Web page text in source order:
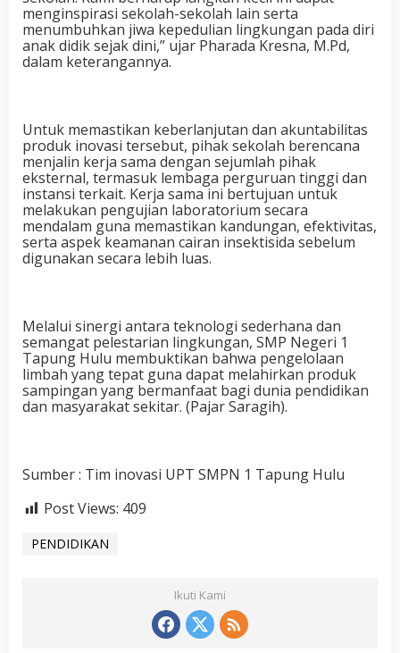
menginspirasi sekolah-sekolah lain serta
menumbuhkan jiwa kepedulian lingkungan pada diri
anak didik sejak dini,” ujar Pharada Kresna, M.Pd,
dalam keterangannya.
Untuk memastikan keberlanjutan dan akuntabilitas
produk inovasi tersebut, pihak sekolah berencana
menjalin kerja sama dengan sejumlah pihak
eksternal, termasuk lembaga perguruan tinggi dan
instansi terkait. Kerja sama ini bertujuan untuk
melakukan pengujian laboratorium secara
mendalam guna memastikan kandungan, efektivitas,
serta aspek keamanan cairan insektisida sebelum
digunakan secara lebih luas.
Melalui sinergi antara teknologi sederhana dan
semangat pelestarian lingkungan, SMP Negeri 1
Tapung Hulu membuktikan bahwa pengelolaan
limbah yang tepat guna dapat melahirkan produk
sampingan yang bermanfaat bagi dunia pendidikan
dan masyarakat sekitar. (Pajar Saragih).
Sumber : Tim inovasi UPT SMPN 1 Tapung Hulu
Post Views: 409
PENDIDIKAN
Ikuti Kami